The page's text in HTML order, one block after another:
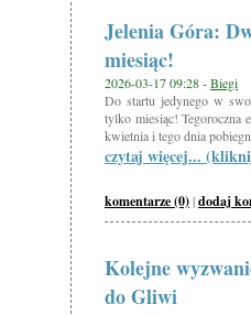
Jelenia Góra:
miesiąc!
2026-03-17 09:28 -Biegi
Do startu jedynego w
tylko miesiąc! Tegoroczna
kwietnia i tego dnia
czytaj więcej...
komentarze (0)|dodaj
Kolejne
do Gliwi